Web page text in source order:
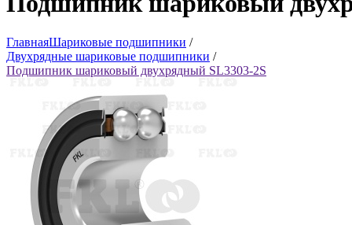
ГлавнаяШариковые подшипники /
Двухрядные шариковые подшипники /
Подшипник шариковый двухрядный SL3303-2S